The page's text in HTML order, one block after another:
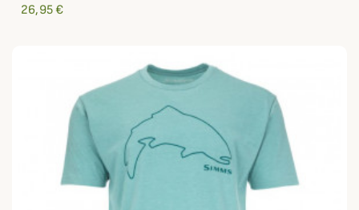
26,95 €